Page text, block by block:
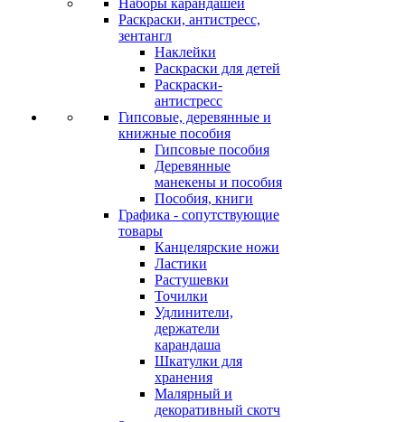
Наборы карандашей
Раскраски, антистресс,
зентангл
Наклейки
Раскраски для детей
Раскраски-
антистресс
Гипсовые, деревянные и
книжные пособия
Гипсовые пособия
Деревянные
манекены и пособия
Пособия, книги
Графика - сопутствующие
товары
Канцелярские ножи
Ластики
Растушевки
Точилки
Удлинители,
держатели
карандаша
Шкатулки для
хранения
Малярный и
декоративный скотч